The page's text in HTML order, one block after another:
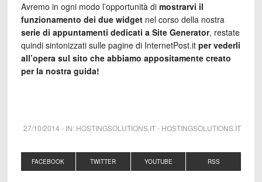
Avremo in ogni modo l’opportunità dimostrarvi il
funzionamento dei due widgetnel corso della nostra
serie di appuntamenti dedicati a Site Generator, restate
quindi sintonizzati sulle pagine di InternetPost.it per vederli
all’opera sul sito che abbiamo appositamente creato
per la nostra guida!
27/10/2014 - IN: HOSTINGSOLUTIONS.IT- HOSTINGSOLUTIONS.IT
FACEBOOK TWITTER YOUTUBE RSS